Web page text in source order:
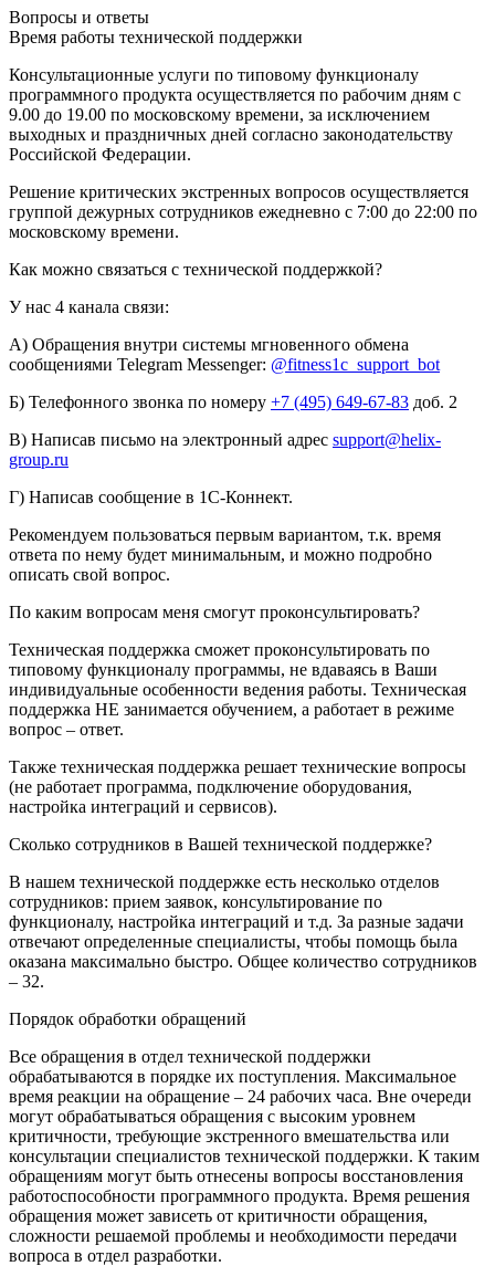
Вопросы и ответы
Время работы технической поддержки
Консультационные услуги по типовому функционалу
программного продукта осуществляется по рабочим дням с
9.00 до 19.00 по московскому времени, за исключением
выходных и праздничных дней согласно законодательству
Российской Федерации.
Решение критических экстренных вопросов осуществляется
группой дежурных сотрудников ежедневно с 7:00 до 22:00 по
московскому времени.
Как можно связаться с технической поддержкой?
У нас 4 канала связи:
А) Обращения внутри системы мгновенного обмена
сообщениями Telegram Messenger: @fitness1c_support_bot
Б) Телефонного звонка по номеру +7 (495) 649-67-83 доб. 2
В) Написав письмо на электронный адрес support@helix-
group.ru
Г) Написав сообщение в 1С-Коннект.
Рекомендуем пользоваться первым вариантом, т.к. время
ответа по нему будет минимальным, и можно подробно
описать свой вопрос.
По каким вопросам меня смогут проконсультировать?
Техническая поддержка сможет проконсультировать по
типовому функционалу программы, не вдаваясь в Ваши
индивидуальные особенности ведения работы. Техническая
поддержка НЕ занимается обучением, а работает в режиме
вопрос – ответ.
Также техническая поддержка решает технические вопросы
(не работает программа, подключение оборудования,
настройка интеграций и сервисов).
Сколько сотрудников в Вашей технической поддержке?
В нашем технической поддержке есть несколько отделов
сотрудников: прием заявок, консультирование по
функционалу, настройка интеграций и т.д. За разные задачи
отвечают определенные специалисты, чтобы помощь была
оказана максимально быстро. Общее количество сотрудников
– 32.
Порядок обработки обращений
Все обращения в отдел технической поддержки
обрабатываются в порядке их поступления. Максимальное
время реакции на обращение – 24 рабочих часа. Вне очереди
могут обрабатываться обращения с высоким уровнем
критичности, требующие экстренного вмешательства или
консультации специалистов технической поддержки. К таким
обращениям могут быть отнесены вопросы восстановления
работоспособности программного продукта. Время решения
обращения может зависеть от критичности обращения,
сложности решаемой проблемы и необходимости передачи
вопроса в отдел разработки.